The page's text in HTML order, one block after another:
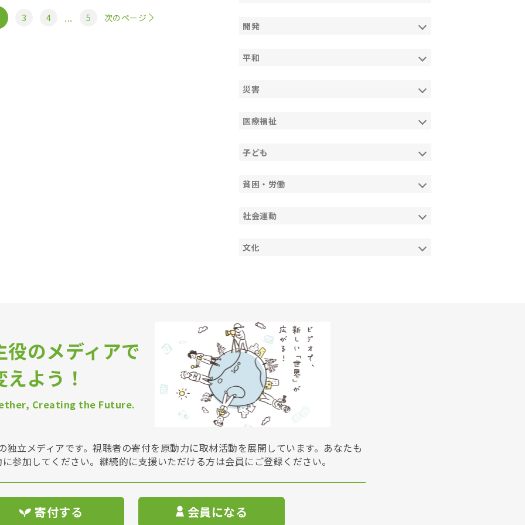
3 4 ... 5 次のページ
開発
平和
災害
医療福祉
子ども
貧困・労働
社会運動
文化
役のメディアで
よう！
Creating the Future.
立メディアです。視聴者の寄付を原動力に取材活動を展開しています。あなたも
参加してください。継続的に支援いただける方は会員にご登録ください。
寄付する 会員になる